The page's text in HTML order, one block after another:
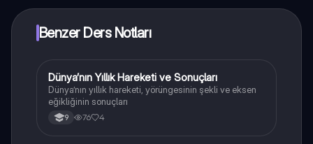
Benzer Ders Notları
Coğrafya
Dünya’nın Yıllık Hareketi ve Sonuçları
Dünya’nın yıllık hareketi, yörüngesinin şekli ve eksen
eğikliğinin sonuçları
9 76 4